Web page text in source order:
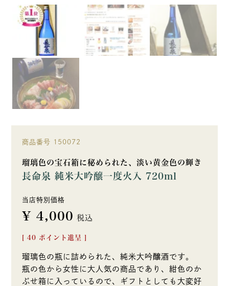
商品番号 150072
瑠璃色の宝石箱に秘められた、淡い黄金色の輝き
長命泉 純米大吟醸一度火入 720ml
当店特別価格
¥ 4,000 税込
40 ポイント進呈 ]
瑠璃色の瓶に詰められた、純米大吟醸酒です。
瓶の色から女性に大人気の商品であり、紺色のか
ぶせ箱に入っているので、ギフトとしても大変好